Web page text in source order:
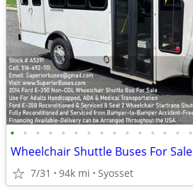
• • • • • • • • • • • • • • •
Wheelchair Shuttle Buses For Sale
7/31 94k mi Syosset